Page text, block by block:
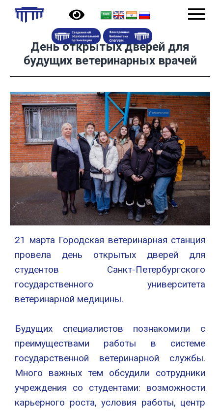
День открытых дверей для
будущих ветеринарных врачей
21 марта Городская ветеринарная станция
провела день открытых дверей для
студентов Санкт-Петербургского
государственного университета
ветеринарной медицины.
Будущих специалистов познакомили с
преимуществами работы в системе
государственной ветеринарной службы.
Много важных тем обсудили сотрудники
учреждения со студентами: возможности
карьерного роста, условия работы, центр